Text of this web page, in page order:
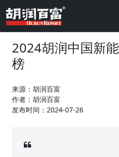
2024胡润中国新
榜
来源：胡润百富
作者：胡润百富
发布时间：2024-07-26